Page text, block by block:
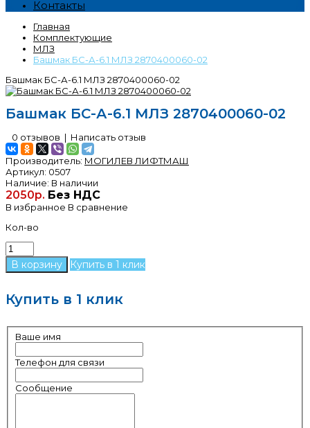
Контакты
Главная
Комплектующие
МЛЗ
Башмак БС-А-6.1 МЛЗ 2870400060-02
Башмак БС-А-6.1 МЛЗ 2870400060-02
Башмак БС-А-6.1 МЛЗ 2870400060-02
0 отзывов | Написать отзыв
Производитель: МОГИЛЕВ ЛИФТМАШ
Артикул: 0507
Наличие: В наличии
2050р. Без НДС
В избранное В сравнение
Кол-во
Купить в 1 клик
Купить в 1 клик
Ваше имя
Телефон для связи
Сообщение